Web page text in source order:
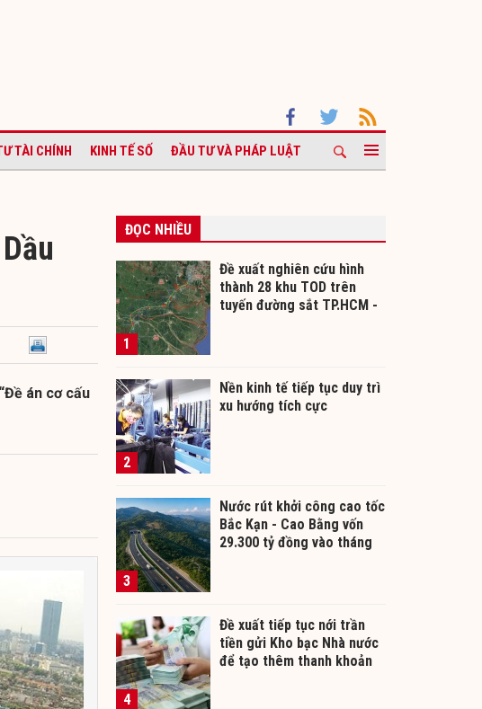
TÀI CHÍNH KINH TẾ SỐ ĐẦU TƯ VÀ PHÁP LUẬT
án cơ cấu
ĐỌC NHIỀU
1
Đề xuất nghiên cứu hình
thành 28 khu TOD trên
tuyến đường sắt TP.HCM -
2
Nền kinh tế tiếp tục duy trì
xu hướng tích cực
3
Nước rút khởi công cao tốc
Bắc Kạn - Cao Bằng vốn
29.300 tỷ đồng vào tháng
4
Đề xuất tiếp tục nới trần
tiền gửi Kho bạc Nhà nước
để tạo thêm thanh khoản